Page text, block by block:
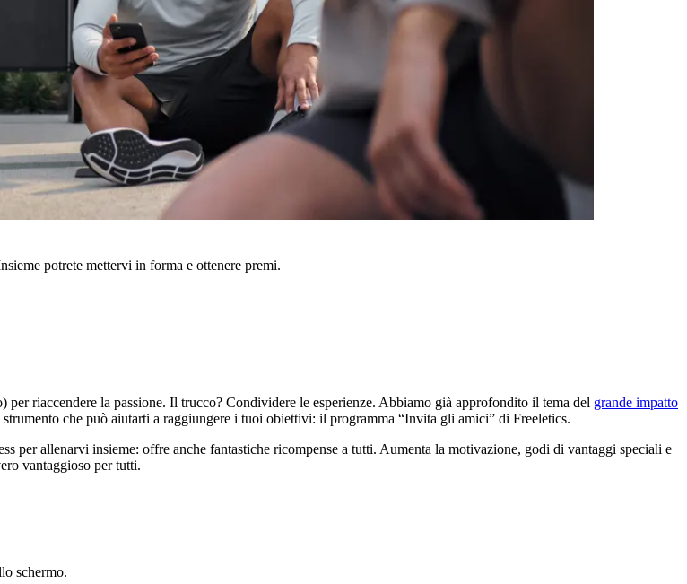
potrete mettervi in forma e ottenere premi.
riaccendere la passione. Il trucco? Condividere le esperienze. Abbiamo già approfondito il tema del grande impatto
che può aiutarti a raggiungere i tuoi obiettivi: il programma “Invita gli amici” di Freeletics.
per allenarvi insieme: offre anche fantastiche ricompense a tutti. Aumenta la motivazione, godi di vantaggi speciali e
vantaggioso per tutti.
schermo.